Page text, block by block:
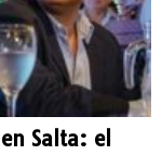
Salta: el